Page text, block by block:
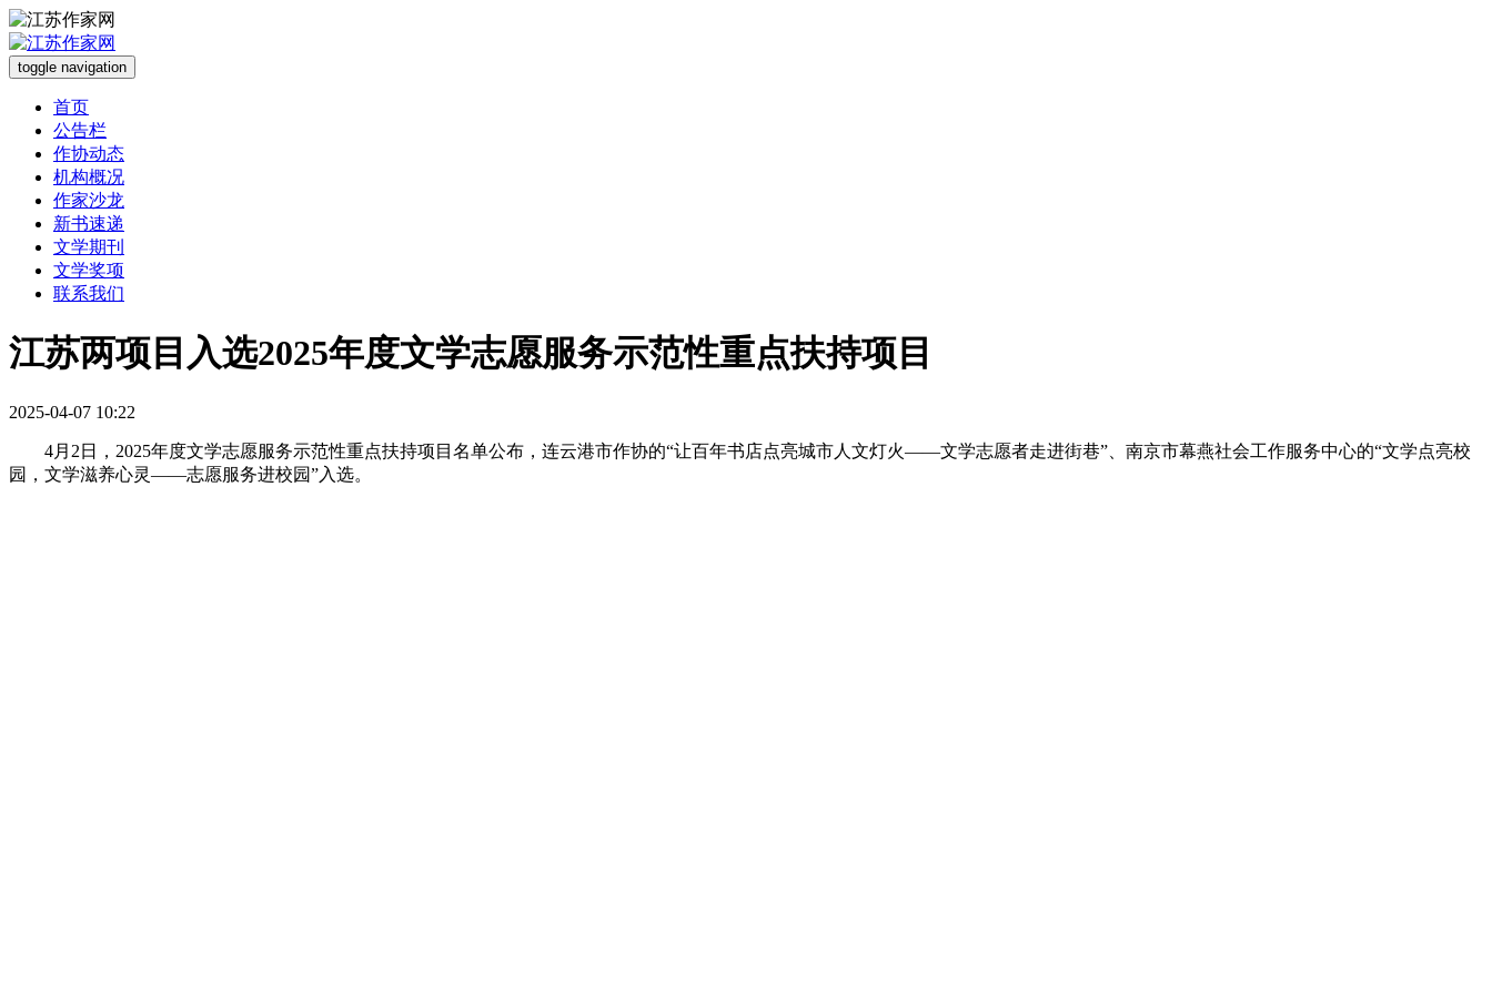
toggle navigation
首页
公告栏
作协动态
机构概况
作家沙龙
新书速递
文学期刊
文学奖项
联系我们
江苏两项目入选2025年度文学志愿服务示范性重点扶持项目
2025-04-07 10:22
4月2日， 2025年度文学志愿服务示范性重点扶持项目名单公布， 连云港市作协的“让百年书店点亮城市人文灯火——文学志愿者走进街巷”、南京市幕燕社会工作服务中心的“文学点亮校
园，文学滋养心灵——志愿服务进校园”入选。